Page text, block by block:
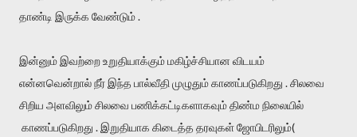
தாண்டி இருக்க வேண்டும் .
இன்னும் இவற்றை உறுதியாக்கும் மகிழ்ச்சியான விடயம்
என்னவென்றால் நீர் இந்த பால்வீதி முழுதும் காணப்படுகிறது . சிலவை
சிறிய அளவிலும் சிலவை பணிக்கட்டிகளாகவும் திண்ம நிலையில்
காணப்படுகிறது . இறுதியாக கிடைத்த தரவுகள் ஜோபிடரிலும்(